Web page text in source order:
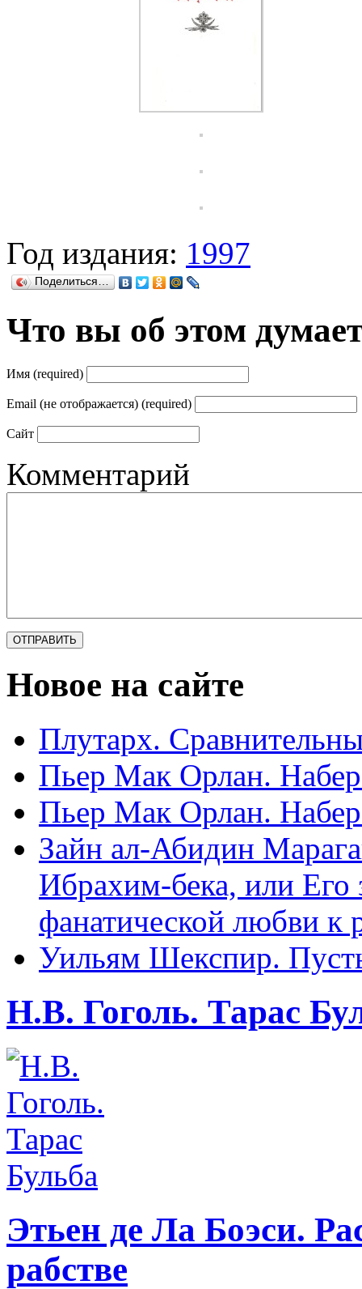
Год издания: 1997
Поделиться…
Что вы об этом
Имя (required)
Email (не отображается) (required)
Сайт
Комментарий
Новое на сайте
Плутарх.
Пьер Мак Орлан.
Пьер Мак Орлан.
Зайн ал-Абидин
Ибрахим-бека, или
фанатической любви к
Уильям Шекспир.
Н.В. Гоголь. Тарас
Этьен де Ла Боэси.
рабстве